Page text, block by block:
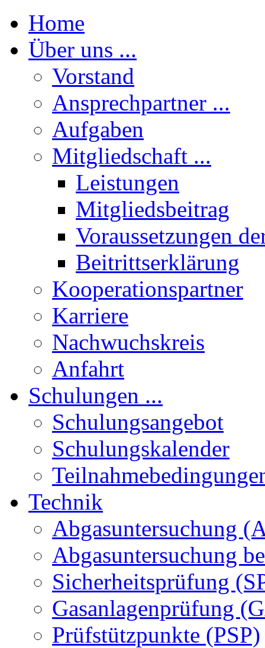
Home
Über uns ...
Vorstand
Ansprechpartner ...
Aufgaben
Mitgliedschaft ...
Leistungen
Mitgliedsbeitrag
Voraussetzungen
Beitrittserklärung
Kooperationspartner
Karriere
Nachwuchskreis
Anfahrt
Schulungen ...
Schulungsangebot
Schulungskalender
Technik
Abgasuntersuchung
Abgasuntersuchung
Sicherheitsprüfung
Gasanlagenprüfung
Prüfstützpunkte (PSP)